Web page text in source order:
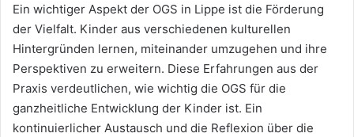
Ein wichtiger Aspekt der OGS in Lippe ist die Förderung
der Vielfalt. Kinder aus verschiedenen kulturellen
Hintergründen lernen, miteinander umzugehen und ihre
Perspektiven zu erweitern. Diese Erfahrungen aus der
Praxis verdeutlichen, wie wichtig die OGS für die
ganzheitliche Entwicklung der Kinder ist. Ein
kontinuierlicher Austausch und die Reflexion über die